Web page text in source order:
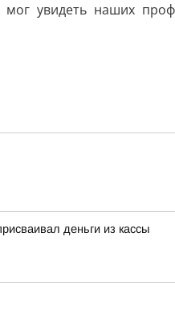
увидеть наших
деньги из кассы